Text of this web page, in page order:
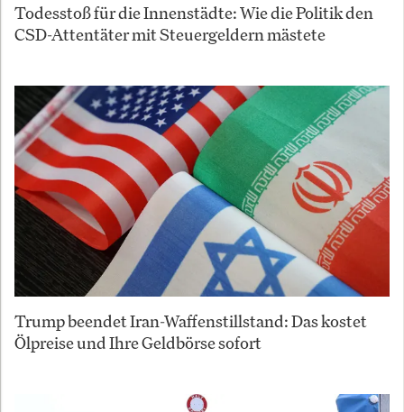
Todesstoß für die Innenstädte: Wie die Politik den
CSD-Attentäter mit Steuergeldern mästete
Trump beendet Iran-Waffenstillstand: Das kostet
Ölpreise und Ihre Geldbörse sofort